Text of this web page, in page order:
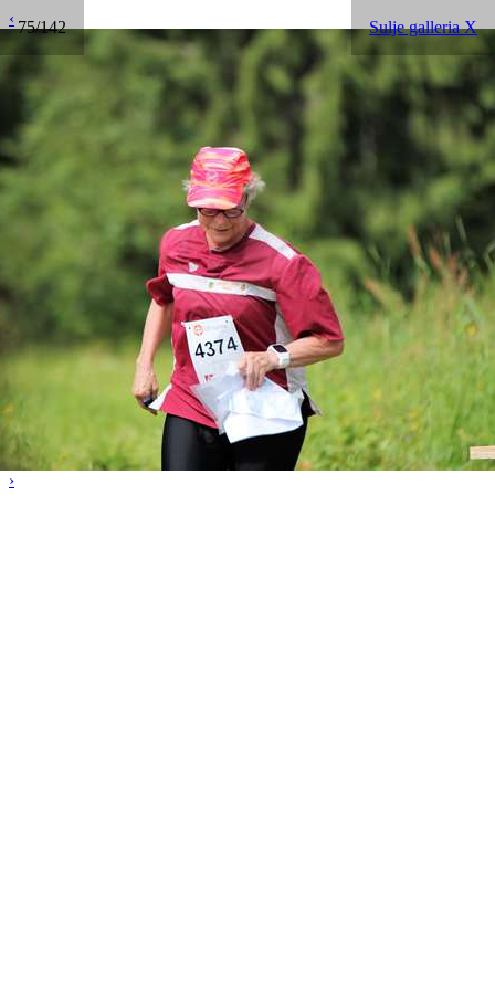
75/142 Sulje galleria X
‹
›